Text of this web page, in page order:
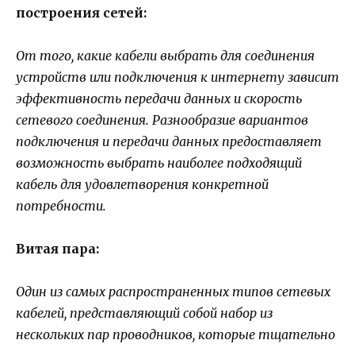
построения сетей:
От того, какие кабели выбрать для соединения
устройств или подключения к интернету зависит
эффективность передачи данных и скорость
сетевого соединения. Разнообразие вариантов
подключения и передачи данных предоставляет
возможность выбрать наиболее подходящий
кабель для удовлетворения конкретной
потребности.
Витая пара:
Один из самых распространенных типов сетевых
кабелей, представляющий собой набор из
нескольких пар проводников, которые тщательно